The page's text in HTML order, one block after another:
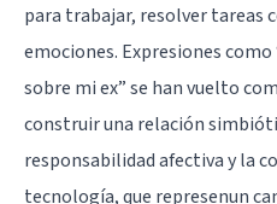
para trabajar, resolver tareas
emociones. Expresiones
sobre mi ex” se han vuelto
construir una relación
responsabilidad afectiva y la
tecnología, que represenun